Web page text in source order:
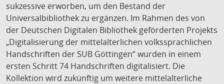
sukzessive erworben, um den Bestand der
Universalbibliothek zu ergänzen. Im Rahmen des von
der Deutschen Digitalen Bibliothek geförderten Projekts
„Digitalisierung der mittelalterlichen volkssprachlichen
Handschriften der SUB Göttingen“ wurden in einem
ersten Schritt 74 Handschriften digitalisiert. Die
Kollektion wird zukünftig um weitere mittelalterliche